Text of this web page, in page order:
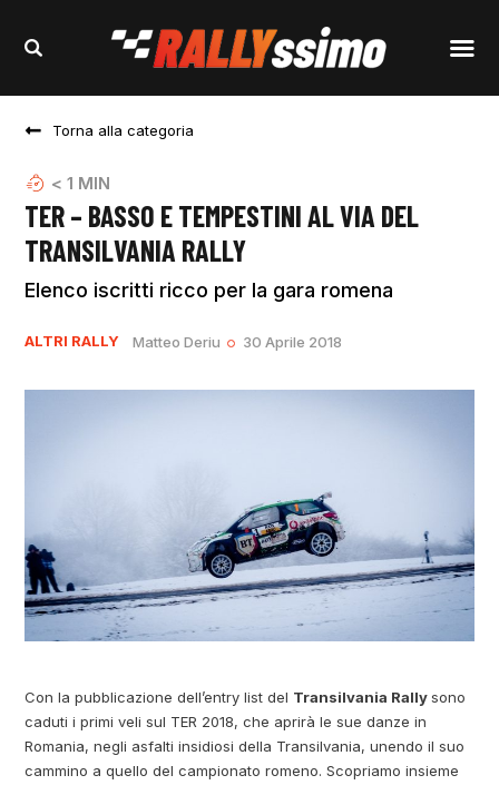
Torna alla categoria
< 1 MIN
TER – BASSO E TEMPESTINI AL VIA DEL
TRANSILVANIA RALLY
Elenco iscritti ricco per la gara romena
ALTRI RALLY Matteo Deriu 30 Aprile 2018
Con la pubblicazione dell’entry list del Transilvania Rallysono
caduti i primi veli sul TER 2018, che aprirà le sue danze in
Romania, negli asfalti insidiosi della Transilvania, unendo il suo
cammino a quello del campionato romeno. Scopriamo insieme